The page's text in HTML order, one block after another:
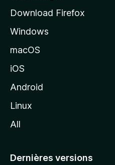
l
d
o
z
l
Download Firefox
Windows
macOS
iOS
Android
Linux
All
Dernières versions